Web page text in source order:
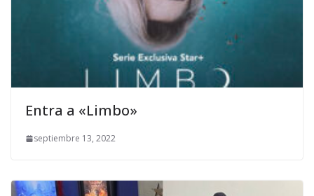
Entra a «Limbo»
septiembre 13, 2022